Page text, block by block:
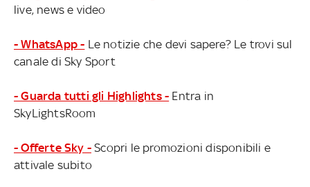
live, news e video
- WhatsApp - Le notizie che devi sapere? Le trovi sul
canale di Sky Sport
- Guarda tutti gli Highlights - Entra in
SkyLightsRoom
- Offerte Sky - Scopri le promozioni disponibili e
attivale subito